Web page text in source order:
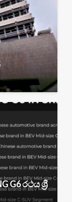
G6 රථය ශ්‍රී